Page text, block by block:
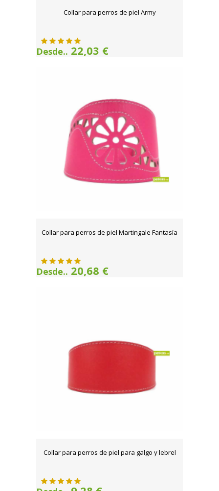
Collar para perros de piel Army
Desde.. 22,03 €
Collar para perros de piel Martingale Fantasía
Desde.. 20,68 €
Collar para perros de piel para galgo y lebrel